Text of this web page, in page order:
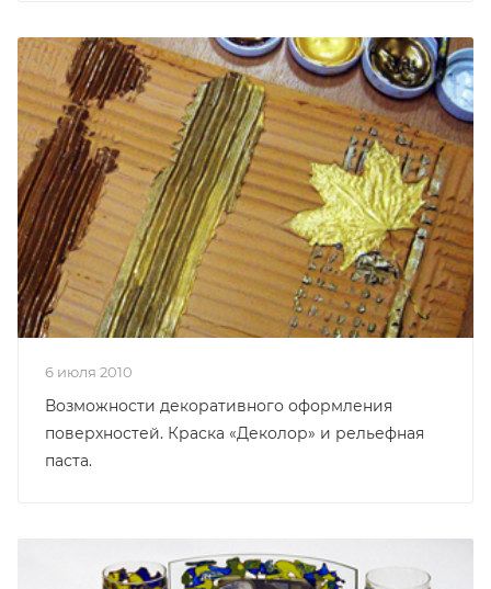
6 июля 2010
Возможности декоративного оформления
поверхностей. Краска «Деколор» и рельефная
паста.